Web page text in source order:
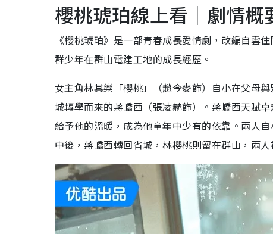
3. 董潔飾：趙盛娟
櫻桃琥珀線上看｜人物關係圖
櫻桃琥珀線上看｜劇情概
《櫻桃琥珀》是一部青春成長愛情劇，改編自雲
群少年在群山電建工地的成長經歷。
女主角林其樂「櫻桃」（趙今麥飾）自小在父母
城轉學而來的蔣嶠西（張凌赫飾）。蔣嶠西天賦
給予他的溫暖，成為他童年中少有的依靠。兩人
中後，蔣嶠西轉回省城，林櫻桃則留在群山，兩人